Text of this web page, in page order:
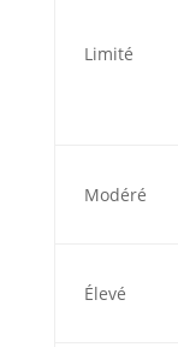
Limité
Modéré
Élevé